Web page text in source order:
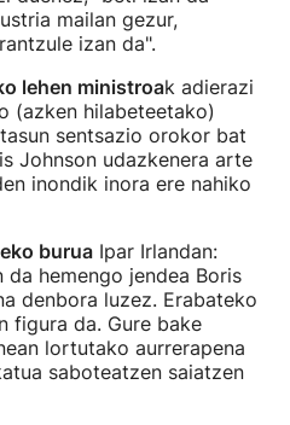
mailan gezur,
izan da".
lehen ministroak adierazi
(azken hilabeteetako)
sentsazio orokor bat
Johnson udazkenera arte
inondik inora ere nahiko
burua Ipar Irlandan:
hemengo jendea Boris
denbora luzez. Erabateko
figura da. Gure bake
lortutako aurrerapena
saboteatzen saiatzen